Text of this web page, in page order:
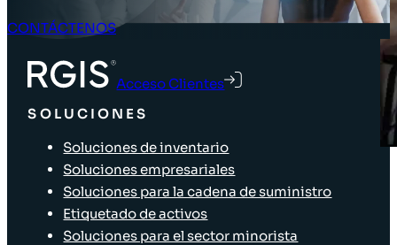
CONTÁCTENOS
Acceso Clientes
SOLUCIONES
Soluciones de inventario
Soluciones empresariales
Soluciones para la cadena de suministro
Etiquetado de activos
Soluciones para el sector minorista